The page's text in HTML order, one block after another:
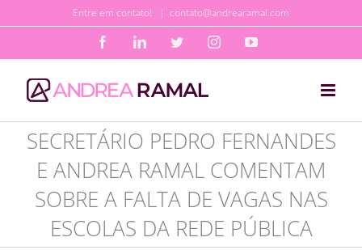
o
conteúdo
Entre em contato! | contato@andrearamal.com
FacebookLinkedInTwitterInstagramYouTube
SECRETÁRIO PEDRO FERNANDES
E ANDREA RAMAL COMENTAM
SOBRE A FALTA DE VAGAS NAS
ESCOLAS DA REDE PÚBLICA